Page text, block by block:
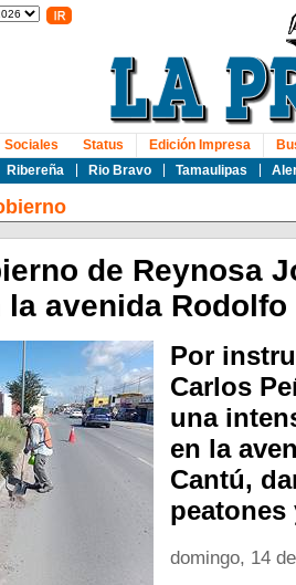
Ribereña Rio Bravo Tamaulipas
Sociales Status Edición Impresa
de Reynosa
la avenida Rodolfo
Por
Carlos
una
en la
Cantú,
domingo, 14